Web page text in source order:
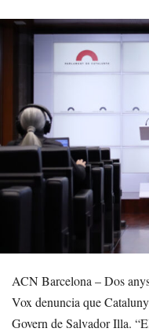
ACN Barcelona – Dos
Vox denuncia que
Govern de Salvador Illa.